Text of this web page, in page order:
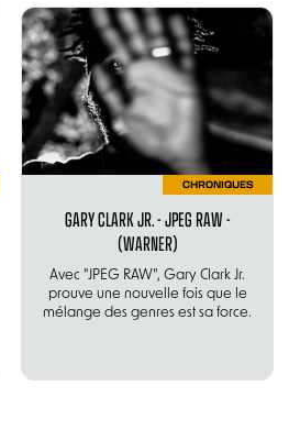
CHRONIQUES
GARY CLARK JR. - JPEG RAW -
(WARNER)
Avec "JPEG RAW", Gary Clark Jr.
prouve une nouvelle fois que le
mélange des genres est sa force.